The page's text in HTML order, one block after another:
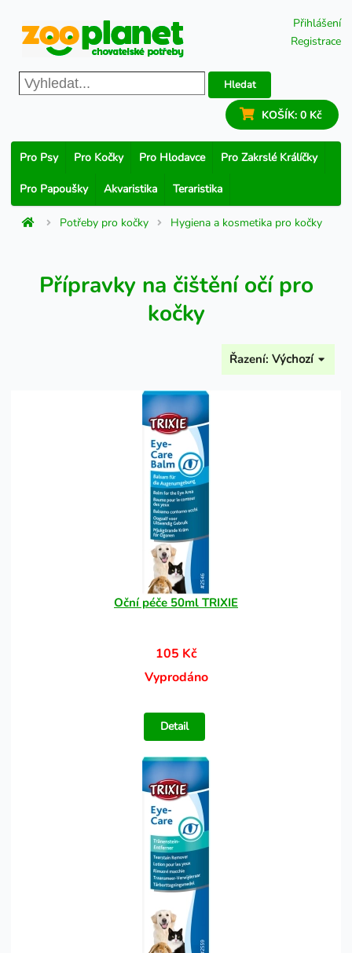
Přihlášení
Registrace
Hledat
KOŠÍK: 0 Kč
Pro Psy Pro Kočky Pro Hlodavce Pro Zakrslé Králíčky
Pro Papoušky Akvaristika Teraristika
Potřeby pro kočky Hygiena a kosmetika pro kočky
Přípravky na čištění očí pro
kočky
Řazení: Výchozí
Oční péče 50ml TRIXIE
105 Kč
Vyprodáno
Detail